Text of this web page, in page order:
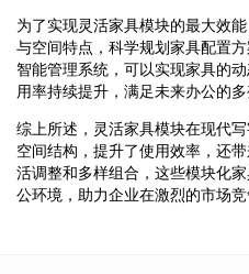
为了实现灵活家具模块的最大效
与空间特点，科学规划家具配置
智能管理系统，可以实现家具的
用率持续提升，满足未来办公的多
综上所述，灵活家具模块在现代
空间结构，提升了使用效率，还
活调整和多样组合，这些模块化
公环境，助力企业在激烈的市场竞